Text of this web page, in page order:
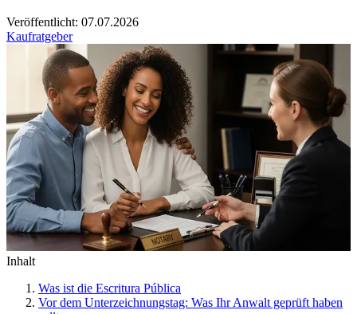
Veröffentlicht: 07.07.2026
Kaufratgeber
Inhalt
Was ist die Escritura Pública
Vor dem Unterzeichnungstag: Was Ihr Anwalt geprüft haben